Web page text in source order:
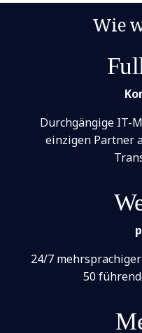
Wie
Durchgängige IT-
einzigen Partner
24/7
50